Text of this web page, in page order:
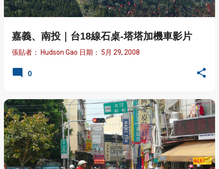
章
嘉義、南投｜台18線石桌-塔塔加機車影片
張貼者： Hudson Gao 日期： 5月 29, 2008
0